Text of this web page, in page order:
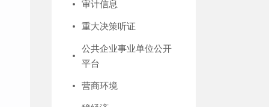
审计信息
重大决策听证
公共企业事业单位公开
平台
营商环境